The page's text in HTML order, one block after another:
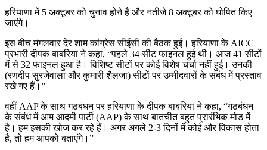
हरियाणा में 5 अक्टूबर को चुनाव होने हैं और नतीजे 8 अक्टूबर को घोषित किए
जाएंगे।
इस बीच मंगलवार देर शाम कांग्रेस सीईसी की बैठक हुई। हरियाणा के AICC
प्रभारी दीपक बाबरिया ने कहा, “पहले 34 सीट फाइनल हुई थी। आज 41 सीटों
में से 32 फाइनल हुआ है। विशिष्ट सीटों पर कोई विशेष चर्चा नहीं हुई। उनकी
(रणदीप सुरजेवाला और कुमारी शैलजा) सीटों पर उम्मीदवारों के संबंध में प्रस्ताव
रखे गए हैं।”
वहीं AAP के साथ गठबंधन पर हरियाणा के दीपक बाबरिया ने कहा, “गठबंधन
के संबंध में आम आदमी पार्टी (AAP) के साथ बातचीत बहुत प्रारंभिक मोड में
है। हम इसकी खोज कर रहे हैं। अगर अगले 2-3 दिनों में कोई और विकास होता
है, तो हम आपको बताएंगे।”